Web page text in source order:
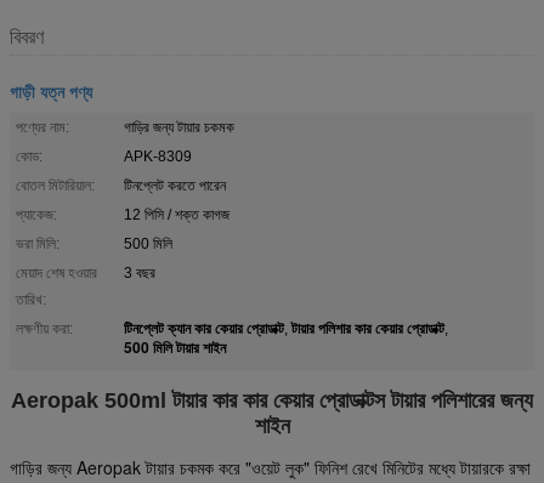
বিবরণ
গাড়ী যত্ন পণ্য
পণ্যের নাম:
গাড়ির জন্য টায়ার চকমক
কোড:
APK-8309
বোতল মিটারিয়াল:
টিনপ্লেট করতে পারেন
প্যাকেজ:
12 পিসি / শক্ত কাগজ
ভরা মিলি:
500 মিলি
মেয়াদ শেষ হওয়ার
তারিখ:
3 বছর
লক্ষণীয় করা: টিনপ্লেট ক্যান কার কেয়ার প্রোডাক্ট,টায়ার পলিশার কার কেয়ার প্রোডাক্ট,
500 মিলি টায়ার শাইন
Aeropak 500ml টায়ার কার কার কেয়ার প্রোডাক্টস টায়ার পলিশারের জন্য
শাইন
গাড়ির জন্য Aeropak টায়ার চকমক করে "ওয়েট লুক" ফিনিশ রেখে মিনিটের মধ্যে টায়ারকে রক্ষা